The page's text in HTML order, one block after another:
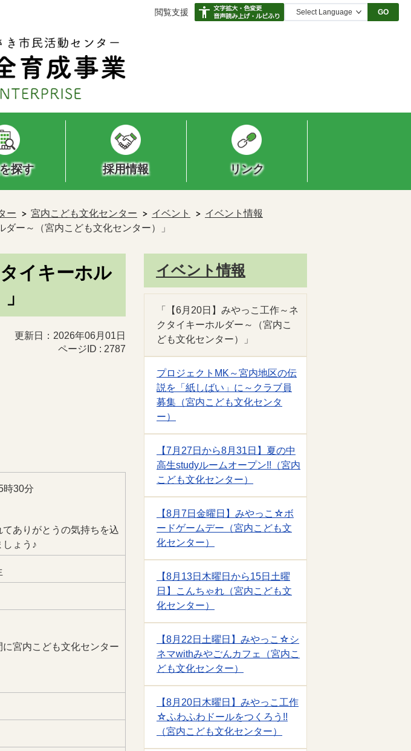
閲覧支援 GO
探す 採用情報 リンク
ー 宮内こども文化センター イベント
イベント情報
ー～（宮内こども文化センター）」
イキーホル
更新日：2026年06月01日
ページID : 2787
時30分
ありがとうの気持ちを込
ょう♪
宮内こども文化センター
イベント情報
「【6月20日】みやっこ工作～ネ
クタイキーホルダー～（宮内こ
ども文化センター）」
プロジェクトMK～宮内地区の伝
説を「紙しばい」に～クラブ員
募集（宮内こども文化センタ
ー）
【7月27日から8月31日】夏の中
高生studyルームオープン!!（宮内
こども文化センター）
【8月7日金曜日】みやっこ☆ボ
ードゲームデー（宮内こども文
化センター）
【8月13日木曜日から15日土曜
日】こんちゃれ（宮内こども文
化センター）
【8月22日土曜日】みやっこ☆シ
ネマwithみやごんカフェ（宮内こ
ども文化センター）
【8月20日木曜日】みやっこ工作
☆ふわふわドールをつくろう!!
（宮内こども文化センター）